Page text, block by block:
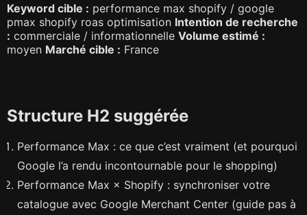
Keyword cible : performance max shopify / google
pmax shopify roas optimisation Intention de recherche
: commerciale / informationnelle Volume estimé :
moyen Marché cible : France
Structure H2 suggérée
Performance Max : ce que c’est vraiment (et pourquoi
Google l’a rendu incontournable pour le shopping)
Performance Max × Shopify : synchroniser votre
catalogue avec Google Merchant Center (guide pas à